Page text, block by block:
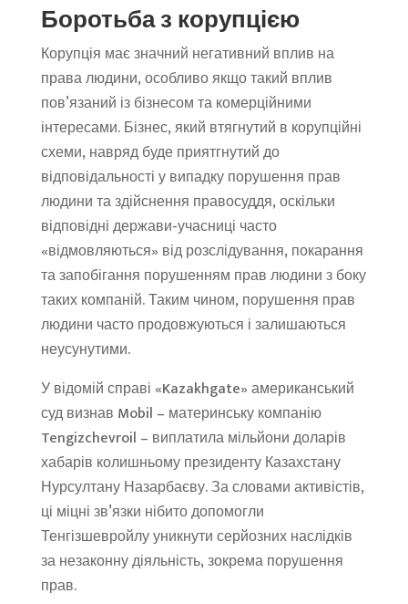
Боротьба з корупцією
Корупція має значний негативний вплив на
права людини, особливо якщо такий вплив
пов’язаний із бізнесом та комерційними
інтересами. Бізнес, який втягнутий в корупційні
схеми, навряд буде приятгнутий до
відповідальності у випадку порушення прав
людини та здійснення правосуддя, оскільки
відповідні держави-учасниці часто
«відмовляються» від розслідування, покарання
та запобігання порушенням прав людини з боку
таких компаній. Таким чином, порушення прав
людини часто продовжуються і залишаються
неусунутими.
У відомій справі «Kazakhgate» американський
суд визнав Mobil – материнську компанію
Tengizchevroil – виплатила мільйони доларів
хабарів колишньому президенту Казахстану
Нурсултану Назарбаєву. За словами активістів,
ці міцні зв’язки нібито допомогли
Тенгізшевройлу уникнути серйозних наслідків
за незаконну діяльність, зокрема порушення
прав.